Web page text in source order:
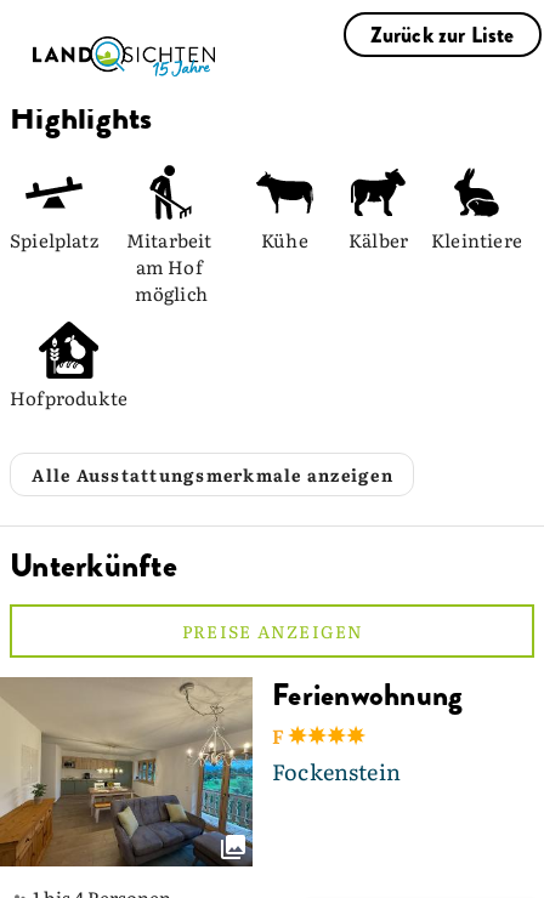
Zurück zur Liste
Highlights
Spielplatz
Mitarbeit
am Hof
möglich
Kühe Kälber Kleintiere
Hofprodukte
Alle Ausstattungsmerkmale anzeigen
Unterkünfte
PREISE ANZEIGEN
Ferienwohnung
F
Fockenstein